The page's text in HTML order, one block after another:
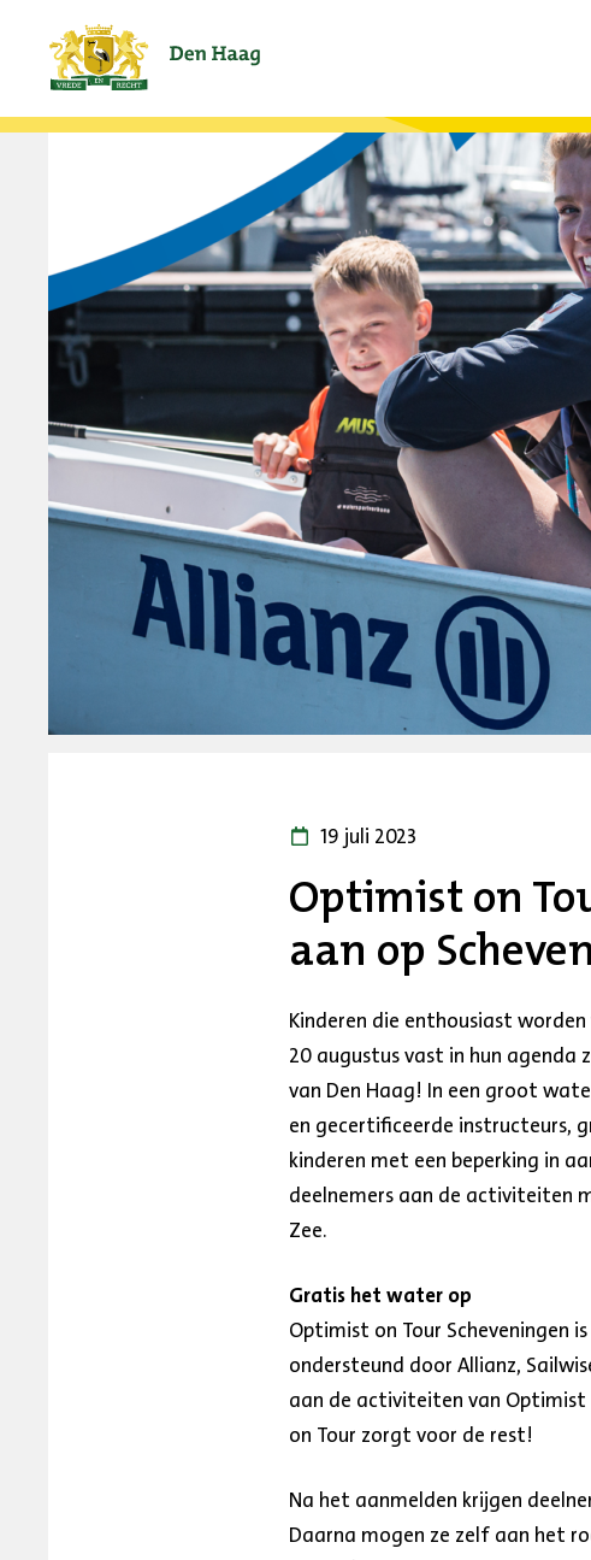
Optimist on
aan op
19 juli 2023
Kinderen die enthousiast
20 augustus vast in hun
van Den Haag! In een groot
en gecertificeerde instructeurs,
kinderen met een beperking in
deelnemers aan de activiteiten
Zee.
Gratis het water op
Optimist on Tour Scheveningen
ondersteund door Allianz,
aan de activiteiten van Optimist
on Tour zorgt voor de rest!
Na het aanmelden krijgen
Daarna mogen ze zelf aan het